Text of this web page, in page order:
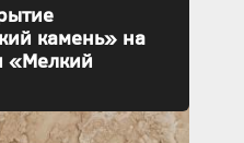
камень» на
«Мелкий